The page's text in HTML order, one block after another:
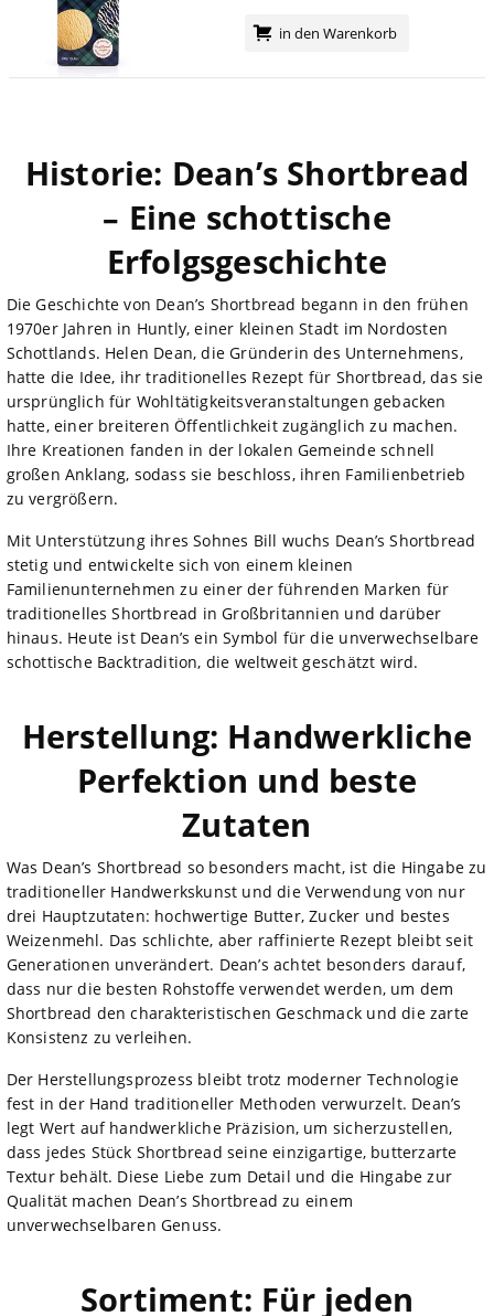
in den Warenkorb
Historie: Dean’s Shortbread
– Eine schottische
Erfolgsgeschichte
Die Geschichte von Dean’s Shortbread begann in den frühen
1970er Jahren in Huntly, einer kleinen Stadt im Nordosten
Schottlands. Helen Dean, die Gründerin des Unternehmens,
hatte die Idee, ihr traditionelles Rezept für Shortbread, das sie
ursprünglich für Wohltätigkeitsveranstaltungen gebacken
hatte, einer breiteren Öffentlichkeit zugänglich zu machen.
Ihre Kreationen fanden in der lokalen Gemeinde schnell
großen Anklang, sodass sie beschloss, ihren Familienbetrieb
zu vergrößern.
Mit Unterstützung ihres Sohnes Bill wuchs Dean’s Shortbread
stetig und entwickelte sich von einem kleinen
Familienunternehmen zu einer der führenden Marken für
traditionelles Shortbread in Großbritannien und darüber
hinaus. Heute ist Dean’s ein Symbol für die unverwechselbare
schottische Backtradition, die weltweit geschätzt wird.
Herstellung: Handwerkliche
Perfektion und beste
Zutaten
Was Dean’s Shortbread so besonders macht, ist die Hingabe zu
traditioneller Handwerkskunst und die Verwendung von nur
drei Hauptzutaten: hochwertige Butter, Zucker und bestes
Weizenmehl. Das schlichte, aber raffinierte Rezept bleibt seit
Generationen unverändert. Dean’s achtet besonders darauf,
dass nur die besten Rohstoffe verwendet werden, um dem
Shortbread den charakteristischen Geschmack und die zarte
Konsistenz zu verleihen.
Der Herstellungsprozess bleibt trotz moderner Technologie
fest in der Hand traditioneller Methoden verwurzelt. Dean’s
legt Wert auf handwerkliche Präzision, um sicherzustellen,
dass jedes Stück Shortbread seine einzigartige, butterzarte
Textur behält. Diese Liebe zum Detail und die Hingabe zur
Qualität machen Dean’s Shortbread zu einem
unverwechselbaren Genuss.
Sortiment: Für jeden